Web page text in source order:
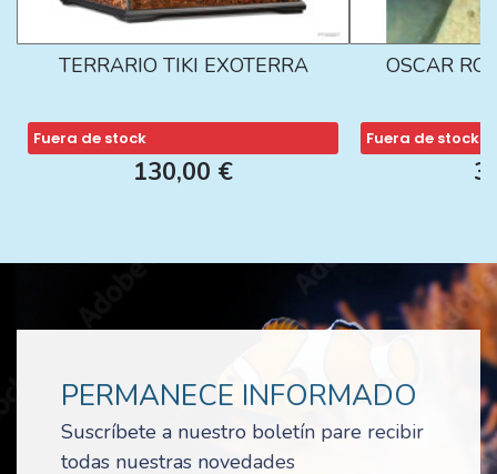
TERRARIO TIKI EXOTERRA
Fuera de stock
130,00 €
OSCAR
Fuera de stock
PERMANECE INFORMADO
Suscríbete a nuestro boletín pare recibir
todas nuestras novedades